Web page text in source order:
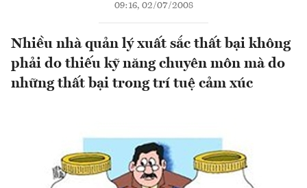
09:16, 02/07/2008
Nhiều nhà quản lý xuất sắc thất bại không
phải do thiếu kỹ năng chuyên môn mà do
những thất bại trong trí tuệ cảm xúc